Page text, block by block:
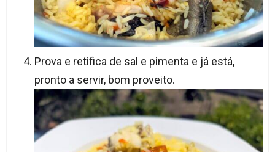
Prova e retifica de sal e pimenta e já está,
pronto a servir, bom proveito.